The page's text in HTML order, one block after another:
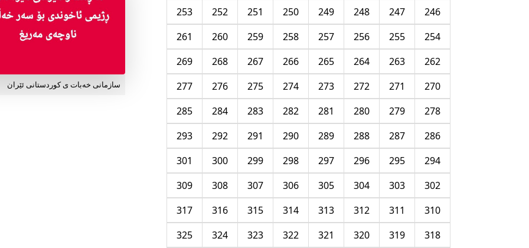
246
247
248
249
250
251
252
253
254
255
256
257
258
259
260
261
262
263
264
265
266
267
268
269
270
271
272
273
274
275
276
277
278
279
280
281
282
283
284
285
286
287
288
289
290
291
292
293
294
295
296
297
298
299
300
301
302
303
304
305
306
307
308
309
310
311
312
313
314
315
316
317
318
319
320
321
322
323
324
325
سازمانی خەبات ی کوردستانی ئێران